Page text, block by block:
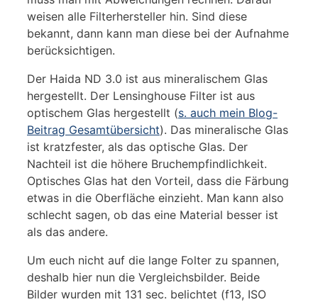
weisen alle Filterhersteller hin. Sind diese
bekannt, dann kann man diese bei der Aufnahme
berücksichtigen.
Der Haida ND 3.0 ist aus mineralischem Glas
hergestellt. Der Lensinghouse Filter ist aus
optischem Glas hergestellt (s. auch mein Blog-
Beitrag Gesamtübersicht). Das mineralische Glas
ist kratzfester, als das optische Glas. Der
Nachteil ist die höhere Bruchempfindlichkeit.
Optisches Glas hat den Vorteil, dass die Färbung
etwas in die Oberfläche einzieht. Man kann also
schlecht sagen, ob das eine Material besser ist
als das andere.
Um euch nicht auf die lange Folter zu spannen,
deshalb hier nun die Vergleichsbilder. Beide
Bilder wurden mit 131 sec. belichtet (f13, ISO